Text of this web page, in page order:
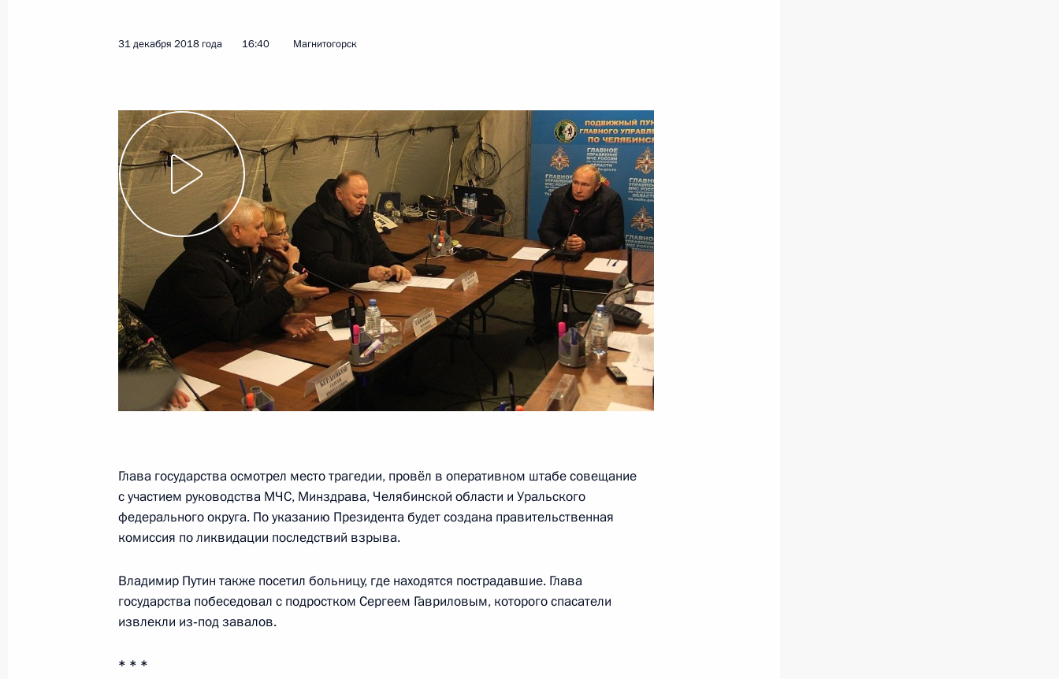
Показать следующие материалы
16 января 2019 года, среда
Совещание с членами Правительства
16 января 2019 года, 16:10 Москва, Кремль
6 57м
Интервью сербским изданиям «Политика» и «Вечерние новости»
16 января 2019 года, 00:00
15 января 2019 года, вторник
Российско-зимбабвийские переговоры
15 января 2019 года, 19:40 Москва, Кремль
9
Заседание наблюдательного совета Агентства стратегических
инициатив
15 января 2019 года, 15:40 Москва
8
14 января 2019 года, понедельник
Рабочая встреча с главой Удмуртии Александром Бречаловым
14 января 2019 года, 15:40
31 декабря 2018 года 16:40 Магнитогорск
Глава государства осмотрел место трагедии, провёл в оперативном штабе совещание
с участием руководства МЧС, Минздрава, Челябинской области и Уральского
федерального округа. По указанию Президента будет создана правительственная
комиссия по ликвидации последствий взрыва.
Владимир Путин также посетил больницу, где находятся пострадавшие. Глава
государства побеседовал с подростком Сергеем Гавриловым, которого спасатели
извлекли из‑под завалов.
* * *